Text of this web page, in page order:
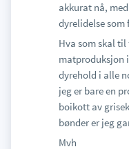
akkurat nå,
dyrelidelse som
Hva som skal
matproduksjon
dyrehold i alle
jeg er bare en
boikott av
bønder er jeg
Mvh